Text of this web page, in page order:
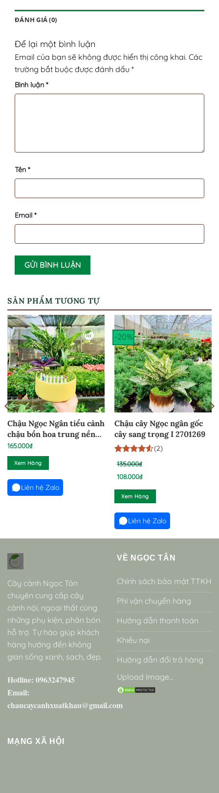
ĐÁNH GIÁ (0)
Để lại một bình luận
Email của bạn sẽ không được hiển thị công khai. Các
trường bắt buộc được đánh dấu *
Bình luận *
Tên *
Email *
SẢN PHẨM TƯƠNG TỰ
Chậu Ngọc Ngân tiểu cảnh
chậu bồn hoa trung nền
cỏ – NNCBHT100824
165.000₫
Xem Hàng
Liên hệ Zalo
-20%
Chậu cây Ngọc ngân gốc
cây sang trọng I 2701269
4.5trên 5
dựa trên
2
đánh giá
(2)
135.000₫
Giá
108.000₫
Giá
hiện
là:
108.000₫.
Xem Hàng
Liên hệ Zalo
Cây cảnh Ngọc Tân
chuyên cung cấp cây
cảnh nội, ngoại thất cùng
những phụ kiện, phân bón
hỗ trợ. Tự hào giúp khách
hàng hướng đến không
gian sống xanh, sạch, đẹp.
Hotline: 0963247945
Email:
chaucaycanhxuatkhau@gmail.com
VỀ NGỌC TÂN
Chính sách bảo mật TTKH
Phí vận chuyển hàng
Hướng dẫn thanh toán
Khiếu nại
Hướng dẫn đổi trả hàng
Upload Image...
MẠNG XÃ HỘI